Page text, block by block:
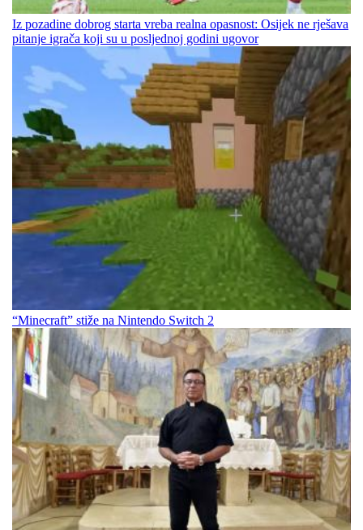
Iz pozadine dobrog starta vreba realna opasnost: Osijek ne rješava
pitanje igrača koji su u posljednoj godini ugovor
“Minecraft” stiže na Nintendo Switch 2